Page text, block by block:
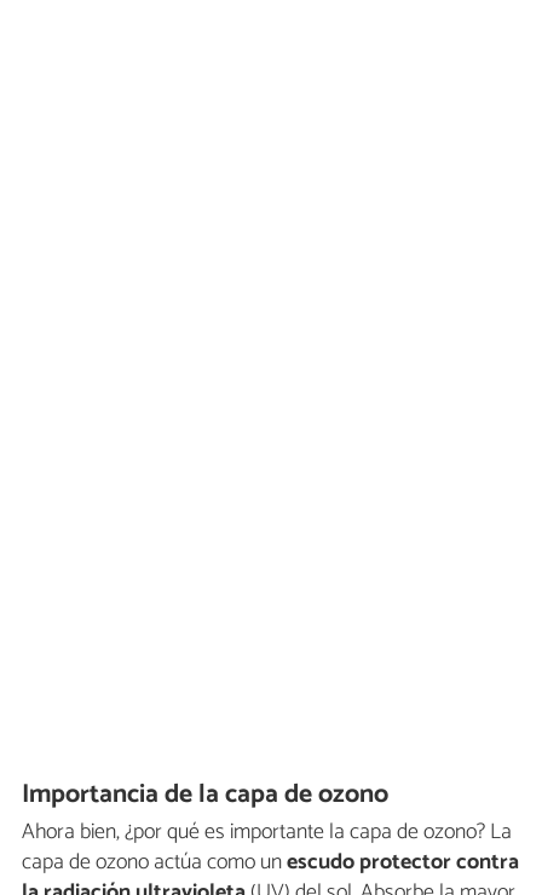
Importancia de la capa de ozono
Ahora bien, ¿por qué es importante la capa de ozono? La
capa de ozono actúa como unescudo protector contra